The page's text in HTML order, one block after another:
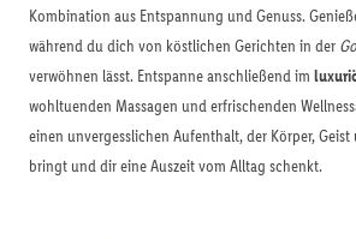
Kombination aus Entspannung und Genuss.
während du dich von köstlichen Gerichten in der
verwöhnen lässt. Entspanne anschließend im
wohltuenden Massagen und erfrischenden
einen unvergesslichen Aufenthalt, der Körper, Geist
bringt und dir eine Auszeit vom Alltag schenkt.